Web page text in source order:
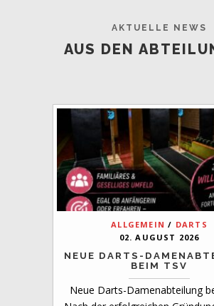
AKTUELLE NEWS
AUS DEN
ALLGEMEIN / DARTS
02. AUGUST 2026
NEUE DARTS-
BEIM TSV
Neue Darts-Damenabteilung